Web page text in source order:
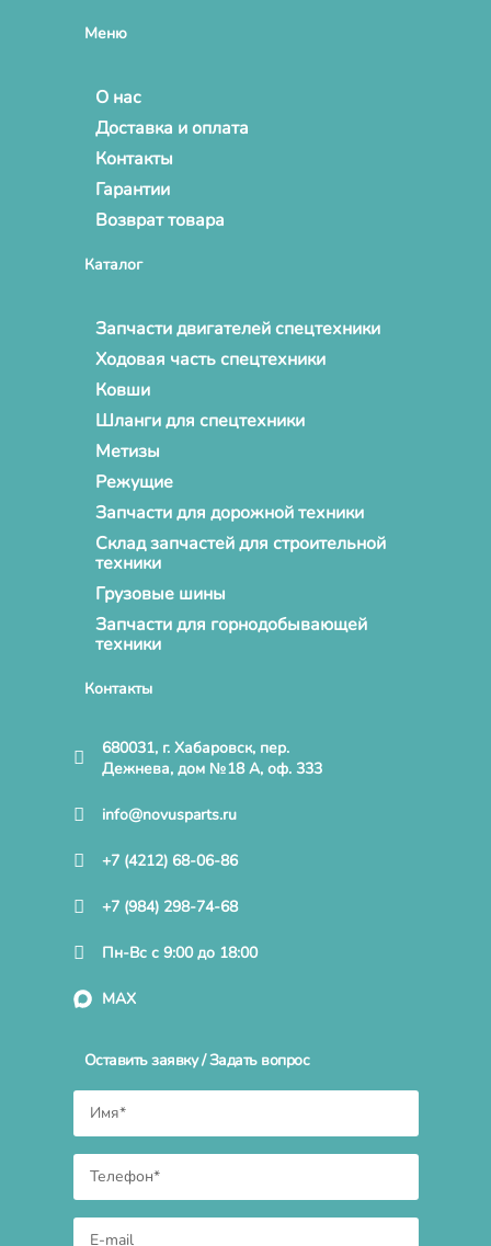
Меню
О нас
Доставка и оплата
Контакты
Гарантии
Возврат товара
Каталог
Запчасти двигателей спецтехники
Ходовая часть спецтехники
Ковши
Шланги для спецтехники
Метизы
Режущие
Запчасти для дорожной техники
Склад запчастей для строительной
техники
Грузовые шины
Запчасти для горнодобывающей
техники
Контакты
680031, г. Хабаровск, пер.
Дежнева, дом №18 А, оф. 333
info@novusparts.ru
+7 (4212) 68-06-86
+7 (984) 298-74-68
Пн-Вс с 9:00 до 18:00
MAX
Оставить заявку / Задать вопрос